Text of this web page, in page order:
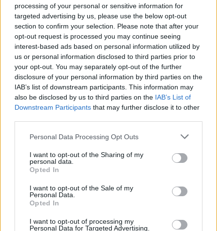
processing of your personal or sensitive information for
targeted advertising by us, please use the below opt-out
section to confirm your selection. Please note that after your
opt-out request is processed you may continue seeing
interest-based ads based on personal information utilized by
us or personal information disclosed to third parties prior to
your opt-out. You may separately opt-out of the further
disclosure of your personal information by third parties on the
IAB’s list of downstream participants. This information may
also be disclosed by us to third parties on the IAB’s List of
Downstream Participants that may further disclose it to other
Please note that this website/app uses one or more Google
not limited to your visit or usage behaviour. You may click to
grant or deny consent to Google and its third-party tags to
use your data for below specified purposes in below Google
consent section.
Personal Data Processing Opt Outs
I want to opt-out of the Sharing of my
personal data.
Opted In
I want to opt-out of the Sale of my
Personal Data.
Opted In
I want to opt-out of processing my
Personal Data for Targeted Advertising.
- Advertisment -